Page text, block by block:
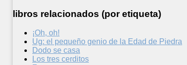
libros relacionados (por etiqueta)
¡Oh, oh!
Ug: el pequeño genio de la Edad de Piedra
Dodo se casa
Los tres cerditos